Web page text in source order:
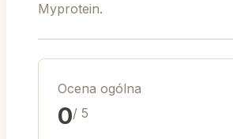
Myprotein.
Ocena ogólna
0/ 5